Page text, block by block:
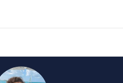
votre croisière, un autre équipage